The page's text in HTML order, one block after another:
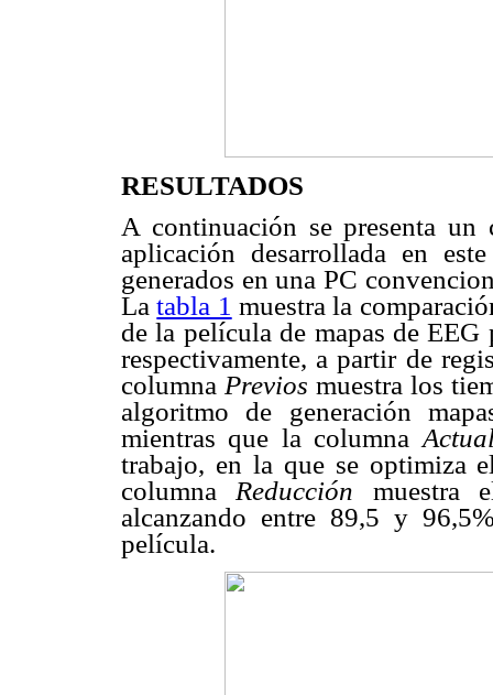
RESULTADOS
A continuación se presenta
aplicación desarrollada en
generados en una PC
Latabla 1 muestra la
de la película de mapas de
respectivamente, a partir de
columna Previos muestra los
algoritmo de generación
mientras que la columna
trabajo, en la que se optimiza
columna Reducción muestra
alcanzando entre 89,5 y
película.